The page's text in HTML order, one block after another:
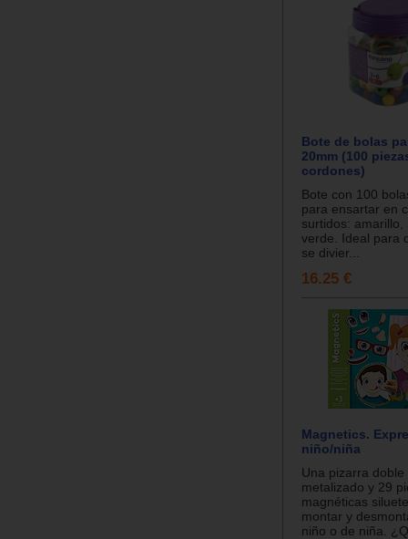
Bote de bolas
20mm (100
cordones)
Bote con 100
para ensartar en
surtidos: amarillo,
verde. Ideal para
se divier...
16.25 €
Magnetics.
niño/niña
Una pizarra
metalizado y 29
magnéticas
montar y
niño o de niña.